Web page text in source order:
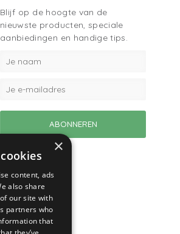
Blijf op de hoogte van de
nieuwste producten, speciale
aanbiedingen en handige tips.
×
content, ads
also share
our site with
partners who
that